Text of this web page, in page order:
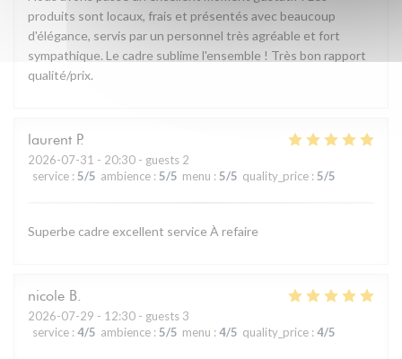
produits sont locaux, frais et présentés avec beaucoup
d'élégance, servis par un personnel très agréable et fort
sympathique. Le cadre sublime l'ensemble ! Très bon rapport
qualité/prix.
laurent P
2026-07-31 - 20:30 - guests 2
service : 5/5 ambience : 5/5 menu : 5/5 quality_price : 5/5
Superbe cadre excellent service À refaire
nicole B
2026-07-29 - 12:30 - guests 3
service : 4/5 ambience : 5/5 menu : 4/5 quality_price : 4/5